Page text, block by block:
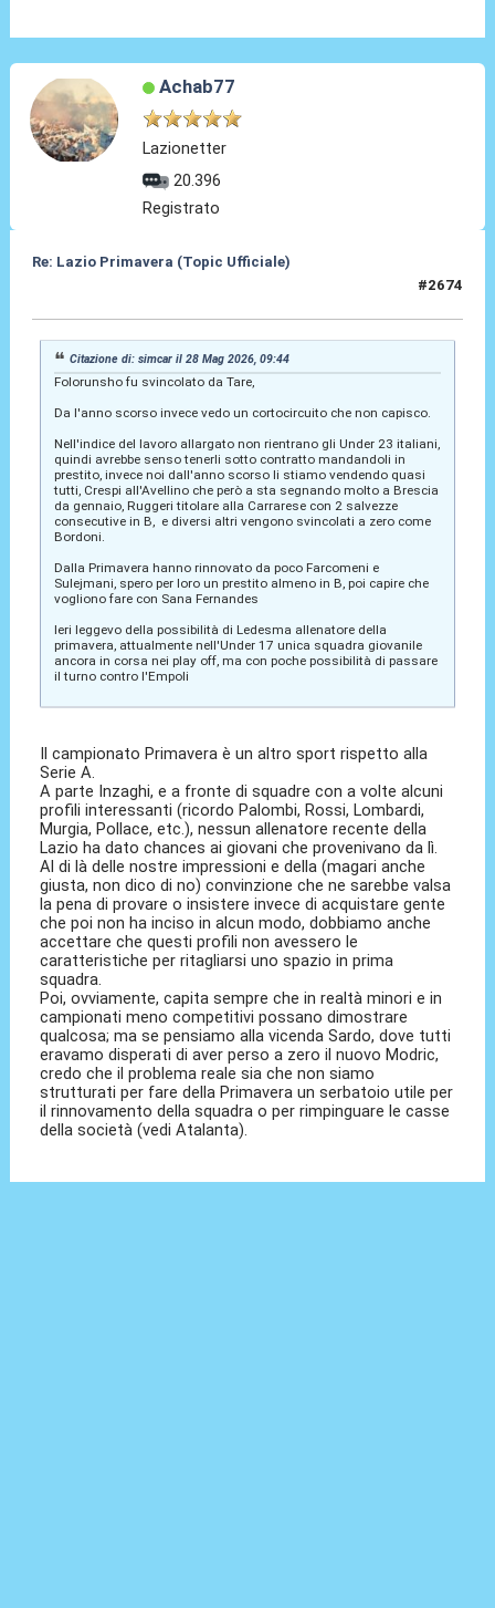
Achab77
Lazionetter
20.396
Registrato
Re: Lazio Primavera (Topic Ufficiale)
#2674
Citazione di: simcar il 28 Mag 2026, 09:44
Folorunsho fu svincolato da Tare,
Da l'anno scorso invece vedo un cortocircuito che non capisco.
Nell'indice del lavoro allargato non rientrano gli Under 23 italiani,
quindi avrebbe senso tenerli sotto contratto mandandoli in
prestito, invece noi dall'anno scorso li stiamo vendendo quasi
tutti, Crespi all'Avellino che però a sta segnando molto a Brescia
da gennaio, Ruggeri titolare alla Carrarese con 2 salvezze
consecutive in B, e diversi altri vengono svincolati a zero come
Bordoni.
Dalla Primavera hanno rinnovato da poco Farcomeni e
Sulejmani, spero per loro un prestito almeno in B, poi capire che
vogliono fare con Sana Fernandes
Ieri leggevo della possibilità di Ledesma allenatore della
primavera, attualmente nell'Under 17 unica squadra giovanile
ancora in corsa nei play off, ma con poche possibilità di passare
il turno contro l'Empoli
Il campionato Primavera è un altro sport rispetto alla
Serie A.
A parte Inzaghi, e a fronte di squadre con a volte alcuni
profili interessanti (ricordo Palombi, Rossi, Lombardi,
Murgia, Pollace, etc.), nessun allenatore recente della
Lazio ha dato chances ai giovani che provenivano da lì.
Al di là delle nostre impressioni e della (magari anche
giusta, non dico di no) convinzione che ne sarebbe valsa
la pena di provare o insistere invece di acquistare gente
che poi non ha inciso in alcun modo, dobbiamo anche
accettare che questi profili non avessero le
caratteristiche per ritagliarsi uno spazio in prima
squadra.
Poi, ovviamente, capita sempre che in realtà minori e in
campionati meno competitivi possano dimostrare
qualcosa; ma se pensiamo alla vicenda Sardo, dove tutti
eravamo disperati di aver perso a zero il nuovo Modric,
credo che il problema reale sia che non siamo
strutturati per fare della Primavera un serbatoio utile per
il rinnovamento della squadra o per rimpinguare le casse
della società (vedi Atalanta).